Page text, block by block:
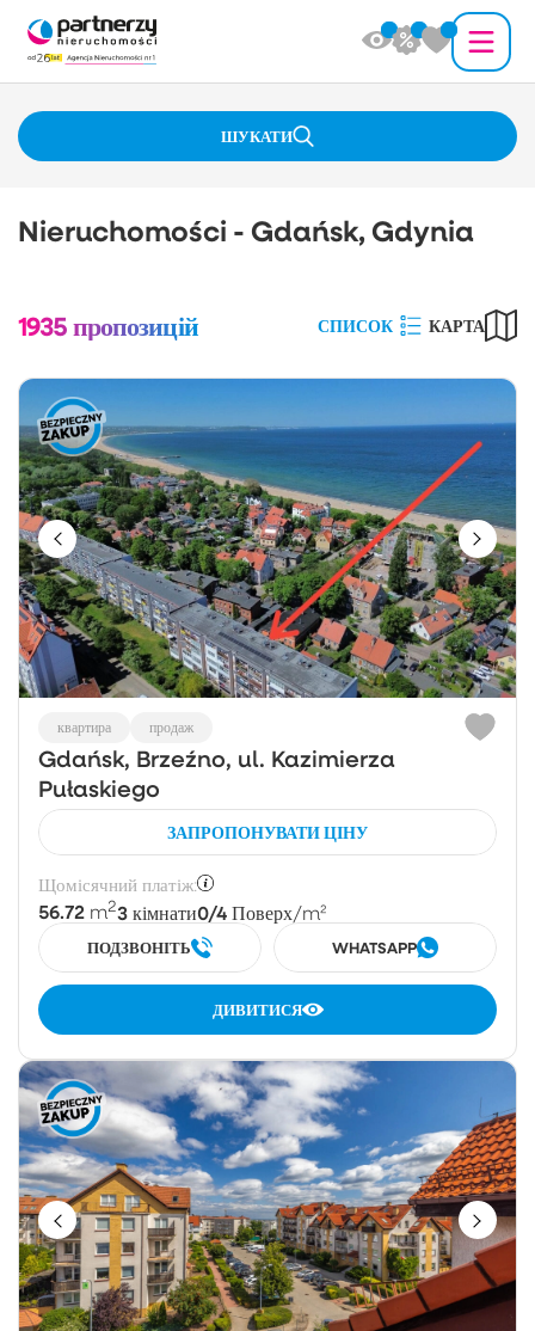
ШУКАТИ
Nieruchomości - Gdańsk, Gdynia
1935пропозицій СПИСОК КАРТА
квартира продаж
Gdańsk, Brzeźno, ul. Kazimierza
Pułaskiego
ЗАПРОПОНУВАТИ ЦІНУ
Щомісячний платіж:
56.72 m23 кімнати0/4 Поверх/m²
ПОДЗВОНІТЬ WHATSAPP
ДИВИТИСЯ